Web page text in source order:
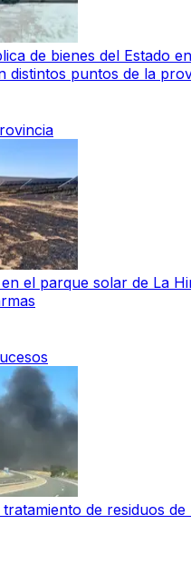
de bienes del Estado
distintos puntos de la
el parque solar de La
de residuos